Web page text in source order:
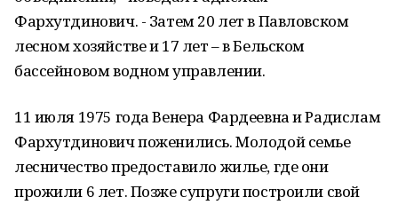
Фархутдинович. - Затем 20 лет в Павловском
лесном хозяйстве и 17 лет – в Бельском
бассейновом водном управлении.
11 июля 1975 года Венера Фардеевна и Радислам
Фархутдинович поженились. Молодой семье
лесничество предоставило жилье, где они
прожили 6 лет. Позже супруги построили свой